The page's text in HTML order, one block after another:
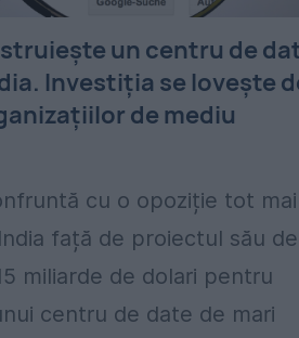
un centru de
Investiția se lovește
de mediu
cu o opoziție tot mai
față de proiectul său de
miliarde de dolari pentru
centru de date de mari